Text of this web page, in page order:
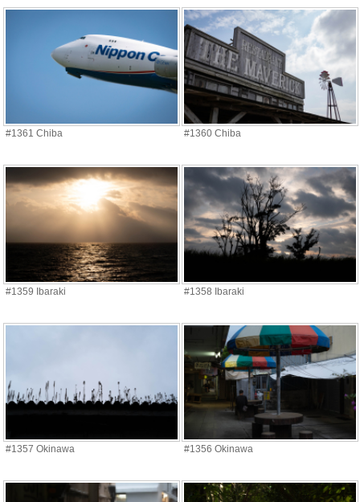
#1361 Chiba #1360 Chiba
#1359 Ibaraki #1358 Ibaraki
#1357 Okinawa #1356 Okinawa